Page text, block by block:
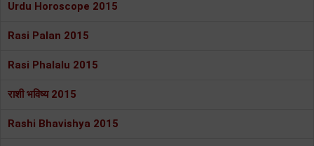
Urdu Horoscope 2015
Rasi Palan 2015
Rasi Phalalu 2015
राशी भविष्य 2015
Rashi Bhavishya 2015